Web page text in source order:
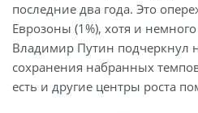
последние два года. Это
Еврозоны (1%), хотя и
Владимир Путин подчеркнул
сохранения набранных
есть и другие центры роста